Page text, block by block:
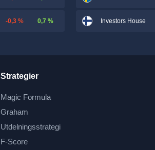
-0,3 % 0,7 % Investors House
Strategier
Magic Formula
Graham
Utdelningsstrategi
F-Score